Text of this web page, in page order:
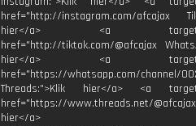
href="http://instagram.com/afcajax
hier</a> <a
href="http://tiktok.com/@afcajax
hier</a> <a
href="https://whatsapp.com/channel/
Threads:">Klik hier</a> <a
href="https://www.threads.net/
hier</a>